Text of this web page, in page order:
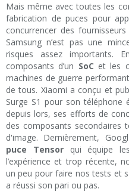
Mais même avec toutes les
fabrication de puces pour
concurrencer des
Samsung n’est pas une
risques assez importants.
composants d’un SoC et les
machines de guerre
de tous. Xiaomi a conçu et
Surge S1 pour son téléphone
depuis lors, ses efforts de
des composants secondaires
d'image. Dernièrement,
puce Tensorqui équipe
l’expérience et trop récente,
un peu pour faire nos tests et
a réussi son pari ou pas.